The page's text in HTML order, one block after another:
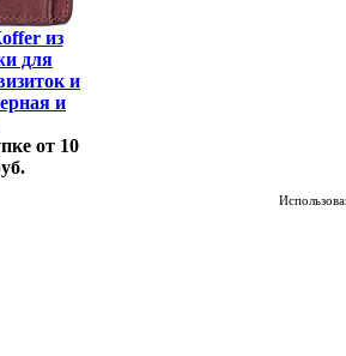
из
для
и
и
от 10